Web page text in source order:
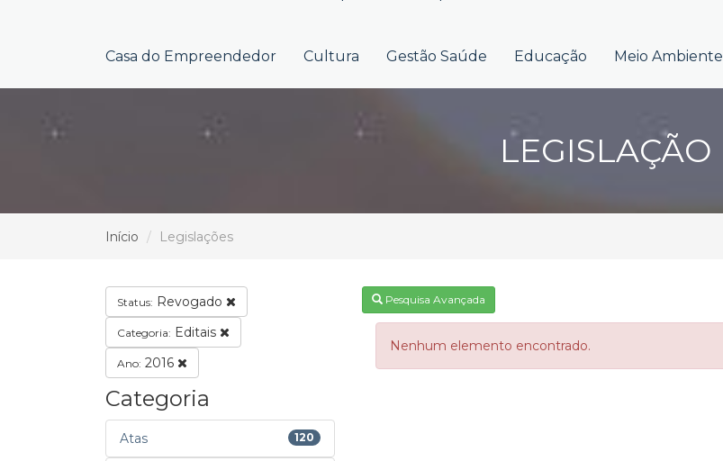
Casa do Empreendedor Cultura Gestão Saúde Educação Meio Ambiente
LEGISLAÇÃO
Início Legislações
Status: Revogado
Categoria: Editais
Ano: 2016
Categoria
Atas 120
Pesquisa Avançada
Nenhum elemento encontrado.